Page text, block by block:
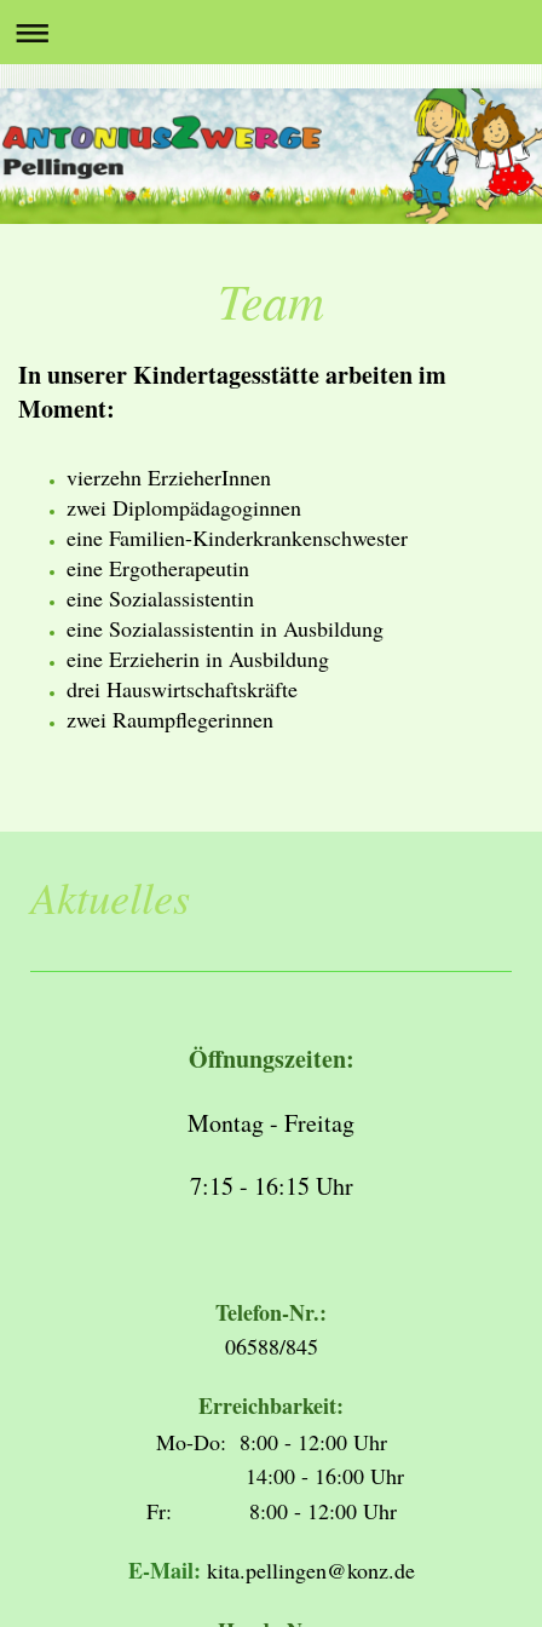
Team
In unserer Kindertagesstätte arbeiten im
Moment:
vierzehn ErzieherInnen
zwei Diplompädagoginnen
eine Familien-Kinderkrankenschwester
eine Ergotherapeutin
eine Sozialassistentin
eine Sozialassistentin in Ausbildung
eine Erzieherin in Ausbildung
drei Hauswirtschaftskräfte
zwei Raumpflegerinnen
Aktuelles
Öffnungszeiten:
Montag - Freitag
7:15 - 16:15 Uhr
Telefon-Nr.:
06588/845
Erreichbarkeit:
Mo-Do: 8:00 - 12:00 Uhr
14:00 - 16:00 Uhr
Fr: 8:00 - 12:00 Uhr
E-Mail: kita.pellingen@konz.de